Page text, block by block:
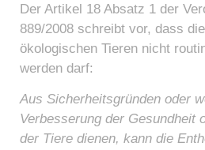
Der Artikel 18 Absatz 1 der
889/2008 schreibt vor, dass
ökologischen Tieren nicht
werden darf:
Aus Sicherheitsgründen oder
Verbesserung der Gesundheit
der Tiere dienen, kann die